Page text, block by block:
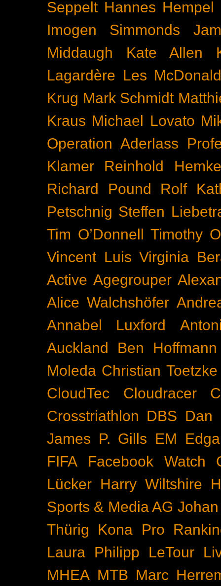
Seppelt Hannes Hempel
Imogen Simmonds
Middaugh
Kate Allen
Lagardère Les
Krug Mark Schmidt
Kraus Michael Lovato
Operation Aderlass
Klamer
Reinhold
Richard Pound
Rolf
Petschnig Steffen
Tim O’Donnell Timothy
Vincent Luis Virginia
Active Agegrouper
Alice Walchshöfer
Annabel Luxford
Auckland
Ben Hoffmann
Moleda Christian Toetzke
CloudTec
Cloudracer
Crosstriathlon DBS Dan
James P. Gills EM
FIFA
Facebook Watch
Lücker Harry Wiltshire
Sports & Media AG
Thürig
Kona Pro
Laura Philipp
LeTour
MHEA MTB Marc